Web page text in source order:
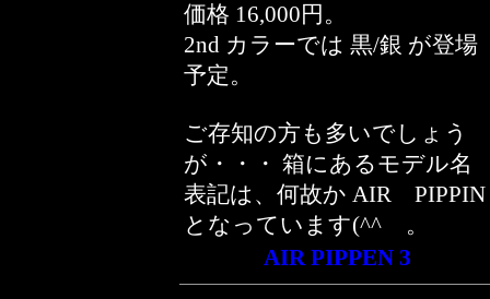
価格 16,000円。
2nd カラーでは 黒/銀 が登場
予定。
ご存知の方も多いでしょう
が・・・ 箱にあるモデル名
表記は、何故か AIR PIPPIN
となっています(^^ゞ。
AIR PIPPEN 3